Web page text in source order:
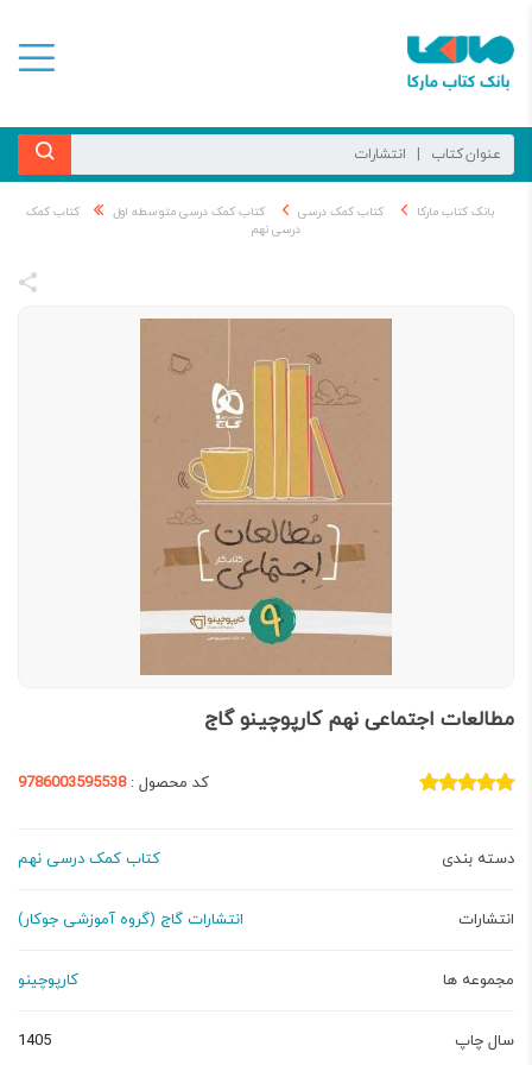
بانک کتاب مارکا کتاب کمک درسی کتاب کمک درسی متوسطه اول
کتاب کمک
درسی نهم
مطالعات اجتماعی نهم کارپوچینو گاج
کد محصول :9786003595538
دسته بندی کتاب کمک درسی نهم
انتشارات انتشارات گاج (گروه آموزشی جوکار)
مجموعه ها کارپوچینو
سال چاپ 1405